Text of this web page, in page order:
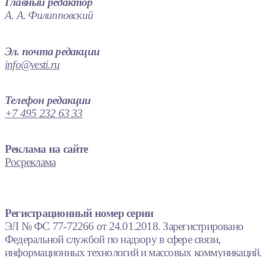
Главный редактор
Эл. почта редакции
Телефон редакции
Реклама на сайте
Регистрационный номер серии
ЭЛ № ФС 77-72266 от 24.01.2018. Зарегистрировано
Федеральной службой по надзору в сфере связи,